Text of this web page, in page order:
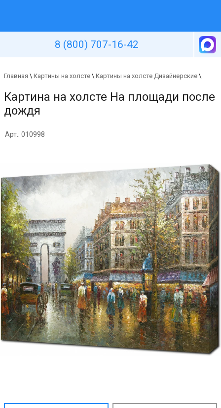
8 (800) 707-16-42
Главная \ Картины на холсте \ Картины на холсте Дизайнерские \
Картина на холсте На площади после
дождя
Арт.: 010998